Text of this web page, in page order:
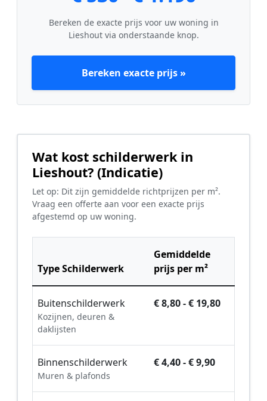
Bereken de exacte prijs voor uw woning in
Lieshout via onderstaande knop.
Bereken exacte prijs »
Wat kost schilderwerk in
Lieshout? (Indicatie)
Let op: Dit zijn gemiddelde richtprijzen per m².
Vraag een offerte aan voor een exacte prijs
afgestemd op uw woning.
Type Schilderwerk
Gemiddelde
prijs per m²
Buitenschilderwerk
Kozijnen, deuren &
daklijsten
€ 8,80 - € 19,80
Binnenschilderwerk
Muren & plafonds
€ 4,40 - € 9,90